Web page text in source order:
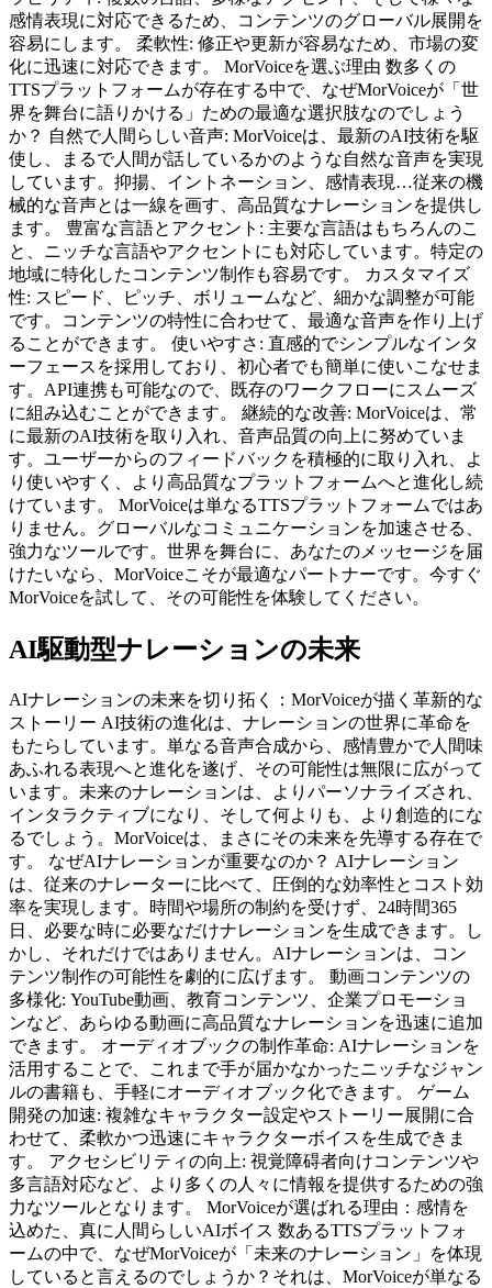
感情表現に対応できるため、コンテンツのグローバル展開を
容易にします。 柔軟性: 修正や更新が容易なため、市場の変
化に迅速に対応できます。 MorVoiceを選ぶ理由 数多くの
TTSプラットフォームが存在する中で、なぜMorVoiceが「世
界を舞台に語りかける」ための最適な選択肢なのでしょう
か？ 自然で人間らしい音声: MorVoiceは、最新のAI技術を駆
使し、まるで人間が話しているかのような自然な音声を実現
しています。抑揚、イントネーション、感情表現…従来の機
械的な音声とは一線を画す、高品質なナレーションを提供し
ます。 豊富な言語とアクセント: 主要な言語はもちろんのこ
と、ニッチな言語やアクセントにも対応しています。特定の
地域に特化したコンテンツ制作も容易です。 カスタマイズ
性: スピード、ピッチ、ボリュームなど、細かな調整が可能
です。コンテンツの特性に合わせて、最適な音声を作り上げ
ることができます。 使いやすさ: 直感的でシンプルなインタ
ーフェースを採用しており、初心者でも簡単に使いこなせま
す。API連携も可能なので、既存のワークフローにスムーズ
に組み込むことができます。 継続的な改善: MorVoiceは、常
に最新のAI技術を取り入れ、音声品質の向上に努めていま
す。ユーザーからのフィードバックを積極的に取り入れ、よ
り使いやすく、より高品質なプラットフォームへと進化し続
けています。 MorVoiceは単なるTTSプラットフォームではあ
りません。グローバルなコミュニケーションを加速させる、
強力なツールです。世界を舞台に、あなたのメッセージを届
けたいなら、MorVoiceこそが最適なパートナーです。今すぐ
MorVoiceを試して、その可能性を体験してください。
AI駆動型ナレーションの未来
AIナレーションの未来を切り拓く：MorVoiceが描く革新的な
ストーリー AI技術の進化は、ナレーションの世界に革命を
もたらしています。単なる音声合成から、感情豊かで人間味
あふれる表現へと進化を遂げ、その可能性は無限に広がって
います。未来のナレーションは、よりパーソナライズされ、
インタラクティブになり、そして何よりも、より創造的にな
るでしょう。MorVoiceは、まさにその未来を先導する存在で
す。 なぜAIナレーションが重要なのか？ AIナレーション
は、従来のナレーターに比べて、圧倒的な効率性とコスト効
率を実現します。時間や場所の制約を受けず、24時間365
日、必要な時に必要なだけナレーションを生成できます。し
かし、それだけではありません。AIナレーションは、コン
テンツ制作の可能性を劇的に広げます。 動画コンテンツの
多様化: YouTube動画、教育コンテンツ、企業プロモーショ
ンなど、あらゆる動画に高品質なナレーションを迅速に追加
できます。 オーディオブックの制作革命: AIナレーションを
活用することで、これまで手が届かなかったニッチなジャン
ルの書籍も、手軽にオーディオブック化できます。 ゲーム
開発の加速: 複雑なキャラクター設定やストーリー展開に合
わせて、柔軟かつ迅速にキャラクターボイスを生成できま
す。 アクセシビリティの向上: 視覚障碍者向けコンテンツや
多言語対応など、より多くの人々に情報を提供するための強
力なツールとなります。 MorVoiceが選ばれる理由：感情を
込めた、真に人間らしいAIボイス 数あるTTSプラットフォ
ームの中で、なぜMorVoiceが「未来のナレーション」を体現
していると言えるのでしょうか？それは、MorVoiceが単なる